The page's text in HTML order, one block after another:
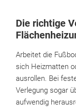
Die richtige
Arbeitet die
sich Heizmatten
ausrollen. Bei
Verlegung sogar
aufwendig